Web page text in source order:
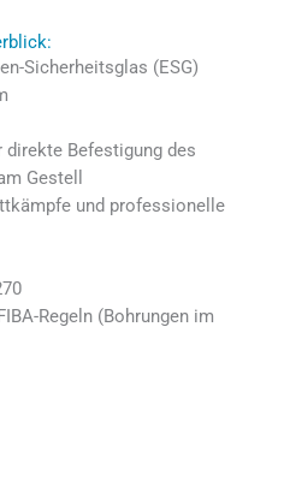
Sicherheitsglas (ESG)
direkte Befestigung des
Gestell
und professionelle
Regeln (Bohrungen im